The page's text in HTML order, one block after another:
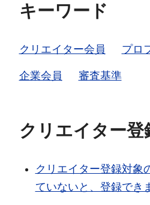
キーワード
クリエイター会員 プロ
企業会員 審査基準
クリエイター登
クリエイター登録対象
ていないと、登録でき